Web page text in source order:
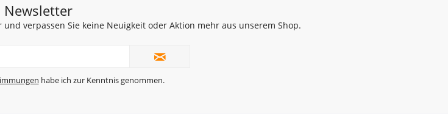
Newsletter
verpassen Sie keine Neuigkeit oder Aktion mehr aus unserem Shop.
habe ich zur Kenntnis genommen.